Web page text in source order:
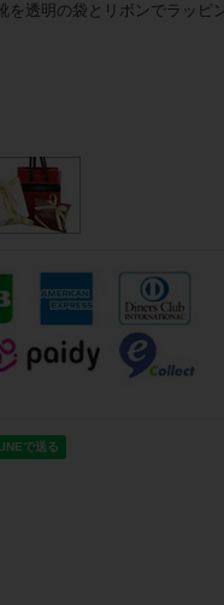
を透明の袋とリボンでラッピ